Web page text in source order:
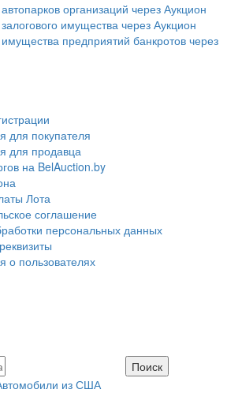
организаций через Аукцион
имущества через Аукцион
предприятий банкротов через
для покупателя
для продавца
на BelAuction.by
Лота
соглашение
персональных данных
пользователях
из США